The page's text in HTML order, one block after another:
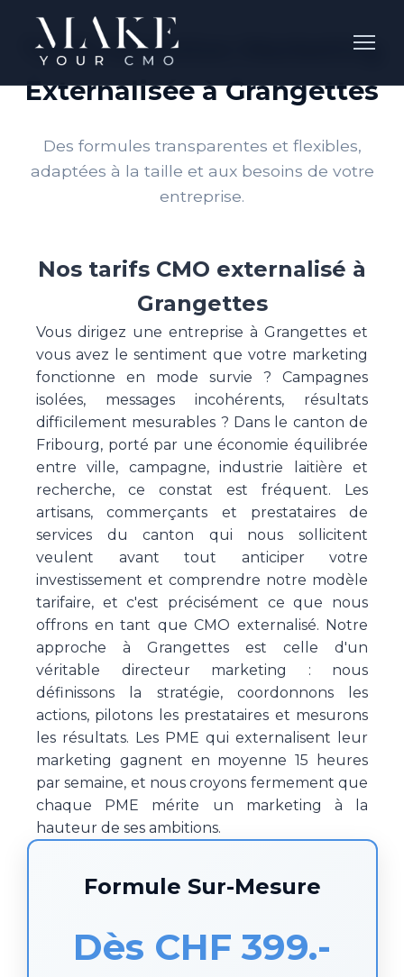
Tarifs Direction Marketing
Externalisée à Grangettes
Des formules transparentes et flexibles,
adaptées à la taille et aux besoins de votre
entreprise.
Nos tarifs CMO externalisé à
Grangettes
Vous dirigez une entreprise à Grangettes et
vous avez le sentiment que votre marketing
fonctionne en mode survie ? Campagnes
isolées, messages incohérents, résultats
difficilement mesurables ? Dans le canton de
Fribourg, porté par une économie équilibrée
entre ville, campagne, industrie laitière et
recherche, ce constat est fréquent. Les
artisans, commerçants et prestataires de
services du canton qui nous sollicitent
veulent avant tout anticiper votre
investissement et comprendre notre modèle
tarifaire, et c'est précisément ce que nous
offrons en tant que CMO externalisé. Notre
approche à Grangettes est celle d'un
véritable directeur marketing : nous
définissons la stratégie, coordonnons les
actions, pilotons les prestataires et mesurons
les résultats. Les PME qui externalisent leur
marketing gagnent en moyenne 15 heures
par semaine, et nous croyons fermement que
chaque PME mérite un marketing à la
hauteur de ses ambitions.
Formule Sur-Mesure
Dès CHF 399.-